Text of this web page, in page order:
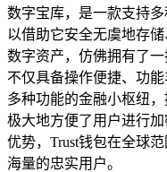
数字宝库，是一款支持
以借助它安全无虞地存
数字资产，仿佛拥有了
不仅具备操作便捷、功
多种功能的金融小枢纽
极大地方便了用户进行
优势，Trust钱包在全球
海量的忠实用户。